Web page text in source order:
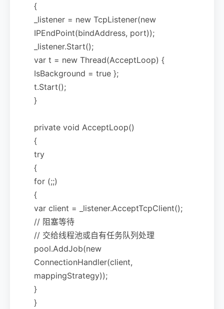
{
_listener = new TcpListener(new
IPEndPoint(bindAddress, port));
_listener.Start();
var t = new Thread(AcceptLoop) {
IsBackground = true };
t.Start();
}
private void AcceptLoop()
{
try
{
for (;;)
{
var client = _listener.AcceptTcpClient();
// 阻塞等待
// 交给线程池或自有任务队列处理
pool.AddJob(new
ConnectionHandler(client,
mappingStrategy));
}
}